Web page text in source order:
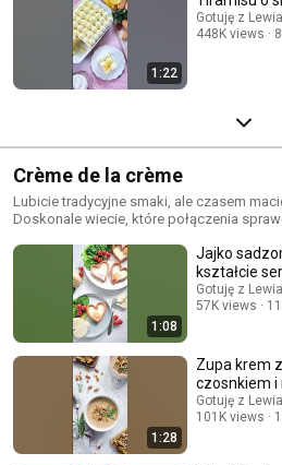
1:22
Gotuję z
448K views
Crème de la crème
Lubicie tradycyjne smaki, ale czasem
Doskonale wiecie, które połączenia
crème! 👌
1:08
Jajko
kształcie
Gotuję z
57K views
1:28
Zupa krem
czosnkiem i
Gotuję z
101K views